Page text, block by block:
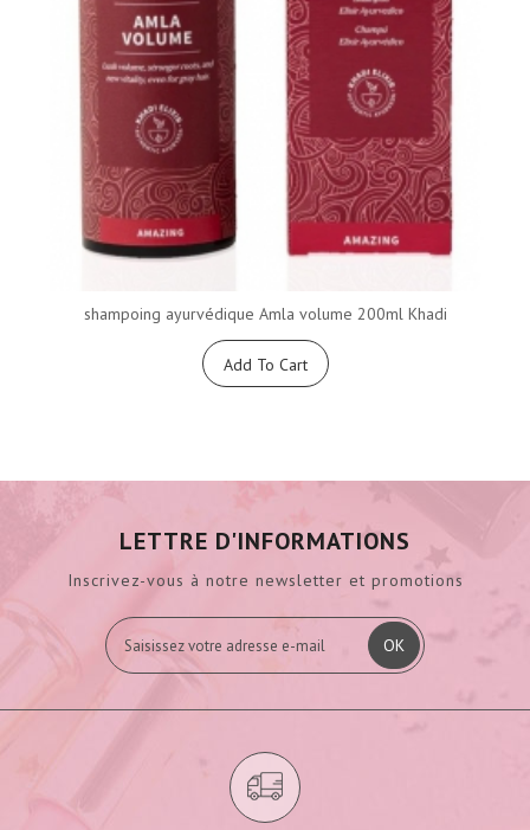
shampoing ayurvédique Amla volume 200ml Khadi
Add To Cart
LETTRE D'INFORMATIONS
Inscrivez-vous à notre newsletter et promotions
OK